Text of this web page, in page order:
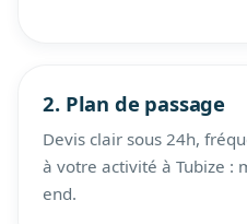
2. Plan de passage
Devis clair sous 24h,
à votre activité à Tubize :
end.